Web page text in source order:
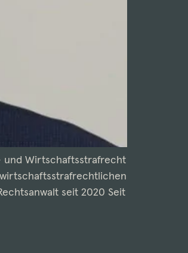
und Wirtschaftsstrafrecht
seit 2020 Seit